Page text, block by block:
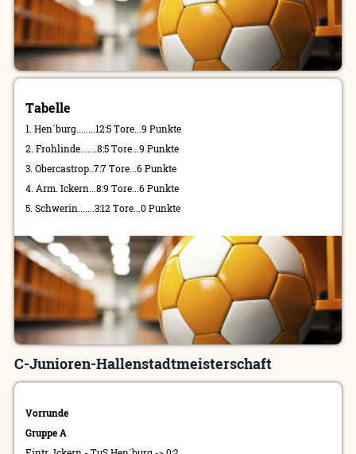
Tabelle
1. Hen´burg........12:5 Tore...9 Punkte
2. Frohlinde.......8:5 Tore...9 Punkte
3. Obercastrop..7:7 Tore...6 Punkte
4. Arm. Ickern...8:9 Tore...6 Punkte
5. Schwerin.......3:12 Tore...0 Punkte
C-Junioren-Hallenstadtmeisterschaft
Vorrunde
Gruppe A